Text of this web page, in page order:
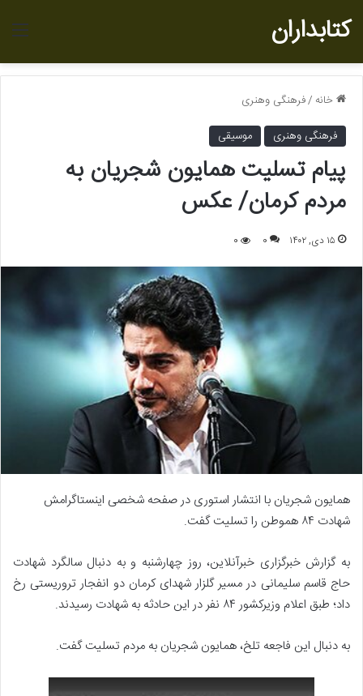
کتابداران
خانه /فرهنگی وهنری
فرهنگی وهنری
موسیقی
پیام تسلیت همایون شجریان به
مردم کرمان/ عکس
۱۵ دی, ۱۴۰۲ 0
0
همایون شجریان با انتشار استوری در صفحه شخصی اینستاگرامش
شهادت ۸۴ هموطن را تسلیت گفت.
به گزارش خبرگزاری خبرآنلاین، روز چهارشنبه و به دنبال سالگرد شهادت
حاج قاسم سلیمانی در مسیر گلزار شهدای کرمان دو انفجار تروریستی رخ
داد؛ طبق اعلام وزیرکشور ۸۴ نفر در این حادثه به شهادت رسیدند.
به دنبال این فاجعه تلخ، همایون شجریان به مردم تسلیت گفت.